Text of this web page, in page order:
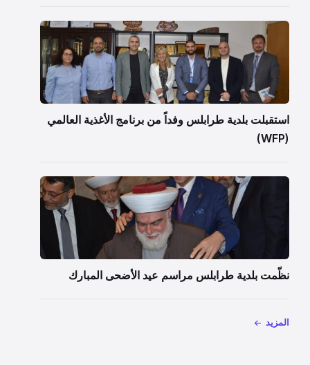
استقبلت بلدية طرابلس وفداً من برنامج الأغذية العالمي
(WFP)
نظّمت بلدية طرابلس مراسم عيد الأضحى المبارك
المزيد